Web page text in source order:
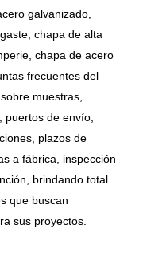
galvanizado,
chapa de alta
chapa de acero
frecuentes del
muestras,
puertos de envío,
plazos de
a fábrica, inspección
brindando total
que buscan
sus proyectos.